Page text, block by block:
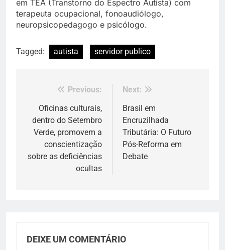
em TEA (Transtorno do Espectro Autista) com
terapeuta ocupacional, fonoaudiólogo,
neuropsicopedagogo e psicólogo.
Tagged: autista servidor publico
Navegação
Post
Previous:
Oficinas culturais,
dentro do Setembro
Verde, promovem a
conscientização
sobre as deficiências
ocultas
Next:
Brasil em
Encruzilhada
Tributária: O Futuro
Pós-Reforma em
Debate
DEIXE UM COMENTÁRIO